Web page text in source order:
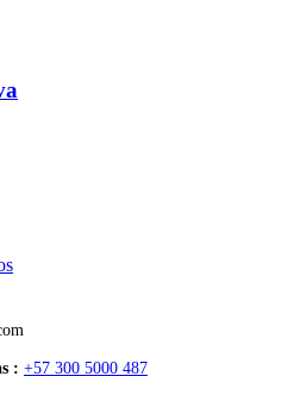
: +57 300 5000 487